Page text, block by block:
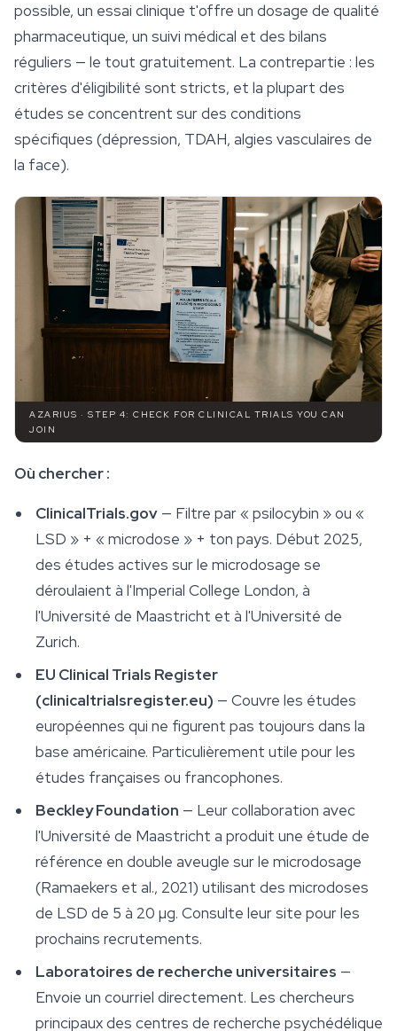
possible, un essai clinique t'offre un dosage de qualité
pharmaceutique, un suivi médical et des bilans
réguliers — le tout gratuitement. La contrepartie : les
critères d'éligibilité sont stricts, et la plupart des
études se concentrent sur des conditions
spécifiques (dépression, TDAH, algies vasculaires de
la face).
AZARIUS · STEP 4: CHECK FOR CLINICAL TRIALS YOU CAN
JOIN
Où chercher :
ClinicalTrials.gov — Filtre par « psilocybin » ou «
LSD » + « microdose » + ton pays. Début 2025,
des études actives sur le microdosage se
déroulaient à l'Imperial College London, à
l'Université de Maastricht et à l'Université de
Zurich.
EU Clinical Trials Register
(clinicaltrialsregister.eu) — Couvre les études
européennes qui ne figurent pas toujours dans la
base américaine. Particulièrement utile pour les
études françaises ou francophones.
Beckley Foundation — Leur collaboration avec
l'Université de Maastricht a produit une étude de
référence en double aveugle sur le microdosage
(Ramaekers et al., 2021) utilisant des microdoses
de LSD de 5 à 20 µg. Consulte leur site pour les
prochains recrutements.
Laboratoires de recherche universitaires —
Envoie un courriel directement. Les chercheurs
principaux des centres de recherche psychédélique